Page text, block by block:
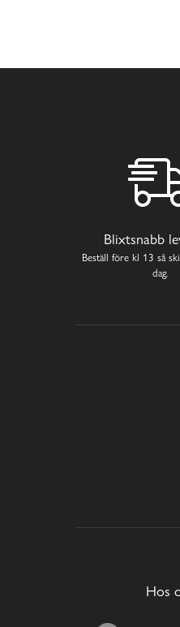
Blixtsnabb
Beställ före kl 13 så
dag.
Hos